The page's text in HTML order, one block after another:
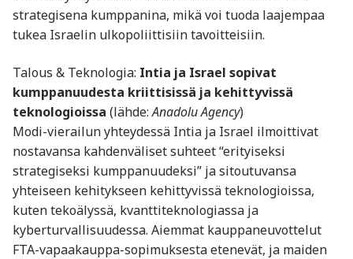
strategisena kumppanina, mikä voi tuoda laajempaa
tukea Israelin ulkopoliittisiin tavoitteisiin.
Talous & Teknologia: Intia ja Israel sopivat
kumppanuudesta kriittisissä ja kehittyvissä
teknologioissa (lähde:Anadolu Agency)
Modi-vierailun yhteydessä Intia ja Israel ilmoittivat
nostavansa kahdenväliset suhteet “erityiseksi
strategiseksi kumppanuudeksi” ja sitoutuvansa
yhteiseen kehitykseen kehittyvissä teknologioissa,
kuten tekoälyssä, kvanttiteknologiassa ja
kyberturvallisuudessa. Aiemmat kauppaneuvottelut
FTA-vapaakauppa-sopimuksesta etenevät, ja maiden